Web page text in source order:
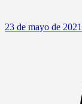
23 de mayo de 2021